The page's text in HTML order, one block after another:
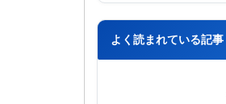
よく読まれている記事